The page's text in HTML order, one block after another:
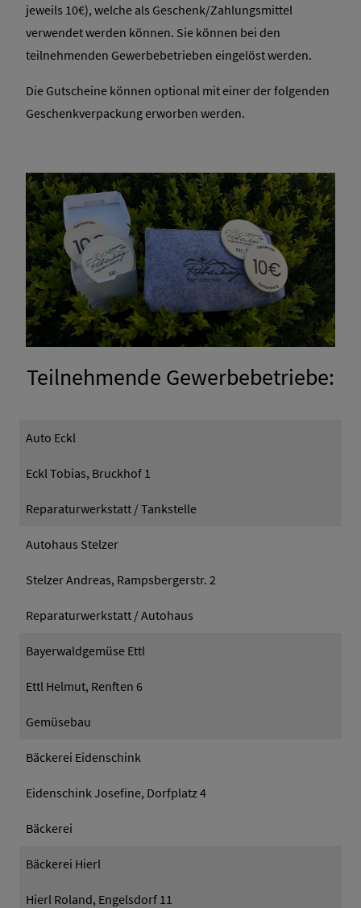
jeweils 10€), welche als Geschenk/Zahlungsmittel
verwendet werden können. Sie können bei den
teilnehmenden Gewerbebetrieben eingelöst werden.
Die Gutscheine können optional mit einer der folgenden
Geschenkverpackung erworben werden.
Teilnehmende Gewerbebetriebe:
Auto Eckl
Eckl Tobias, Bruckhof 1
Reparaturwerkstatt / Tankstelle
Autohaus Stelzer
Stelzer Andreas, Rampsbergerstr. 2
Reparaturwerkstatt / Autohaus
Bayerwaldgemüse Ettl
Ettl Helmut, Renften 6
Gemüsebau
Bäckerei Eidenschink
Eidenschink Josefine, Dorfplatz 4
Bäckerei
Bäckerei Hierl
Hierl Roland, Engelsdorf 11